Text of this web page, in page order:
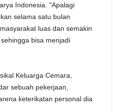
Indonesia. "Apalagi
selama satu bulan
luas dan semakin
bisa menjadi
Keluarga Cemara,
sebuah pekerjaan,
keterikatan personal dia